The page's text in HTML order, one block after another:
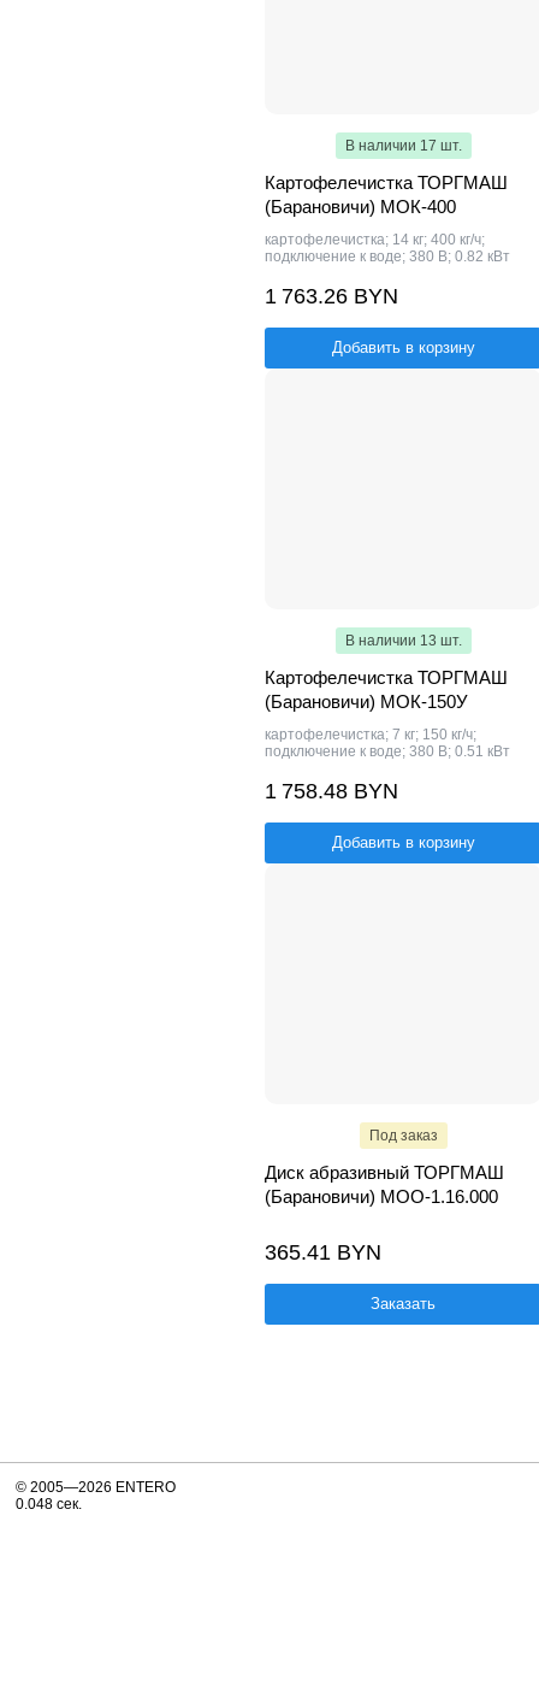
В наличии 17 шт.
Картофелечистка ТОРГМАШ
(Барановичи) МОК-400
картофелечистка; 14 кг; 400 кг/ч;
подключение к воде; 380 В; 0.82 кВт
1 763.26 BYN
Добавить в корзину
В наличии 13 шт.
Картофелечистка ТОРГМАШ
(Барановичи) МОК-150У
картофелечистка; 7 кг; 150 кг/ч;
подключение к воде; 380 В; 0.51 кВт
1 758.48 BYN
Добавить в корзину
Под заказ
Диск абразивный ТОРГМАШ
(Барановичи) МОО-1.16.000
365.41 BYN
Заказать
© 2005—2026 ENTERO
0.048 сек.